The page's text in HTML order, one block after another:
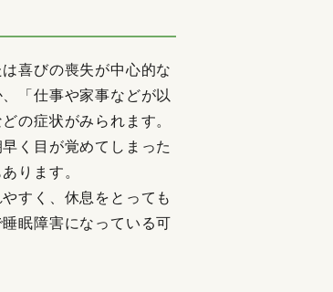
喜びの喪失が中心的な
「仕事や家事などが以
の症状がみられます。
く目が覚めてしまった
ります。
すく、休息をとっても
眠障害になっている可